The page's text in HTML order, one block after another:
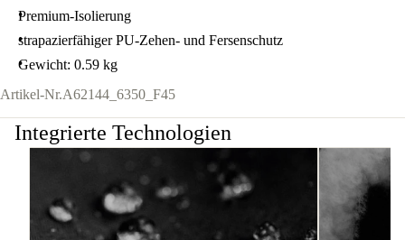
Premium-Isolierung
strapazierfähiger PU-Zehen- und Fersenschutz
Gewicht: 0.59 kg
Artikel-Nr.A62144_6350_F45
Integrierte Technologien